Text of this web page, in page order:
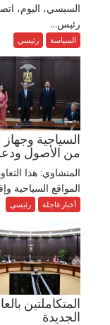
السيسي، اليوم،
رئيس...
السياسة رئيسي
السياحية
من الأصول ودعم
المنشاوي: هذا
المواقع السياحية
أخبارعاجلة رئيسي
المتكاملتين
الجديدة